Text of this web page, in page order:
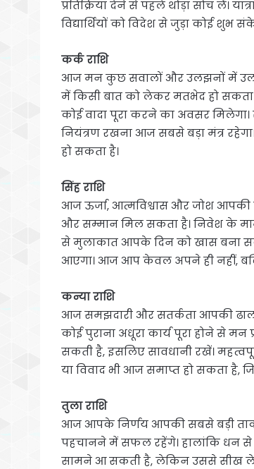
प्रतिक्रिया देने से पहले थोड़ा सोच लें।
विद्यार्थियों को विदेश से जुड़ा कोई शुभ
कर्क राशि
आज मन कुछ सवालों और उलझनों में
में किसी बात को लेकर मतभेद हो
कोई वादा पूरा करने का अवसर
नियंत्रण रखना आज सबसे बड़ा मंत्र
हो सकता है।
सिंह राशि
आज ऊर्जा, आत्मविश्वास और जोश आपकी
और सम्मान मिल सकता है। निवेश के
से मुलाकात आपके दिन को खास बना
आएगा। आज आप केवल अपने ही नहीं,
कन्या राशि
आज समझदारी और सतर्कता आपकी
कोई पुराना अधूरा कार्य पूरा होने से मन
सकती है, इसलिए सावधानी रखें।
या विवाद भी आज समाप्त हो सकता है,
तुला राशि
आज आपके निर्णय आपकी सबसे बड़ी
पहचानने में सफल रहेंगे। हालांकि धन से
सामने आ सकती है, लेकिन उससे सीख लेना